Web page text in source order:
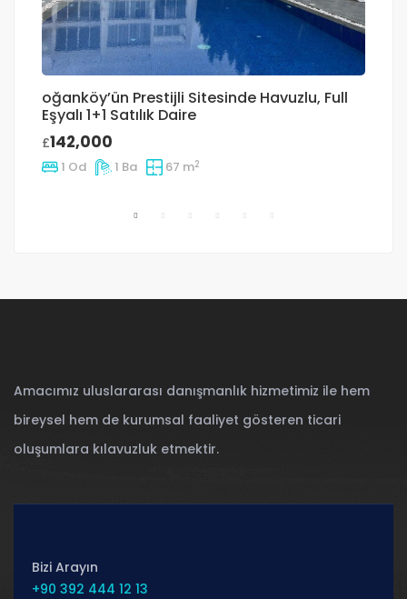
oğanköy’ün Prestijli Sitesinde Havuzlu, Full
Eşyalı 1+1 Satılık Daire
£142,000
1 Od 1 Ba 67 m2
Amacımız uluslararası danışmanlık hizmetimiz ile hem
bireysel hem de kurumsal faaliyet gösteren ticari
oluşumlara kılavuzluk etmektir.
Bizi Arayın
+90 392 444 12 13